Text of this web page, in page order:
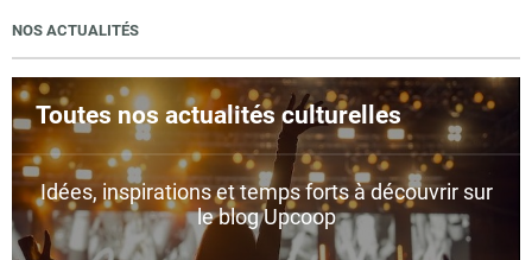
NOS ACTUALITÉS
Toutes nos actualités culturelles
Idées, inspirations et temps forts à découvrir sur
le blog Upcoop